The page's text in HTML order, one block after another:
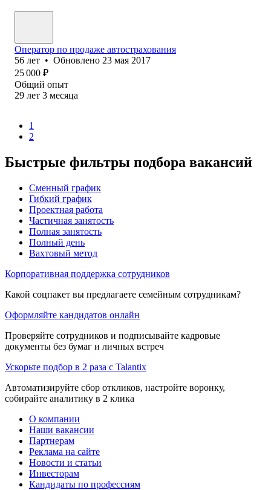
Оператор по продаже автострахования
56 лет • Обновлено 23 мая 2017
25 000 ₽
Общий опыт
29 лет 3 месяца
1
2
Быстрые фильтры подбора вакансий
Сменный график
Гибкий график
Проектная работа
Частичная занятость
Полная занятость
Полный день
Вахтовый метод
Корпоративная поддержка сотрудников
Какой соцпакет вы предлагаете семейным сотрудникам?
Оформляйте кандидатов онлайн
Проверяйте сотрудников и подписывайте кадровые
документы без бумаг и личных встреч
Ускорьте подбор в 2 раза с Talantix
Автоматизируйте сбор откликов, настройте воронку,
собирайте аналитику в 2 клика
О компании
Наши вакансии
Партнерам
Реклама на сайте
Новости и статьи
Инвесторам
Кандидаты по профессиям